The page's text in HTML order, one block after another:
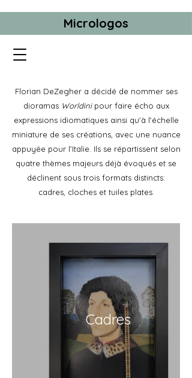
Micrologos
Florian DeZegher a décidé de nommer ses
dioramas Worldinipour faire écho aux
expressions idiomatiques ainsi qu'à l'échelle
miniature de ses créations, avec une nuance
appuyée pour l'Italie. Ils se répartissent selon
quatre thèmes majeurs déjà évoqués et se
déclinent sous trois formats distincts:
cadres, cloches et tuiles plates.
Cadres